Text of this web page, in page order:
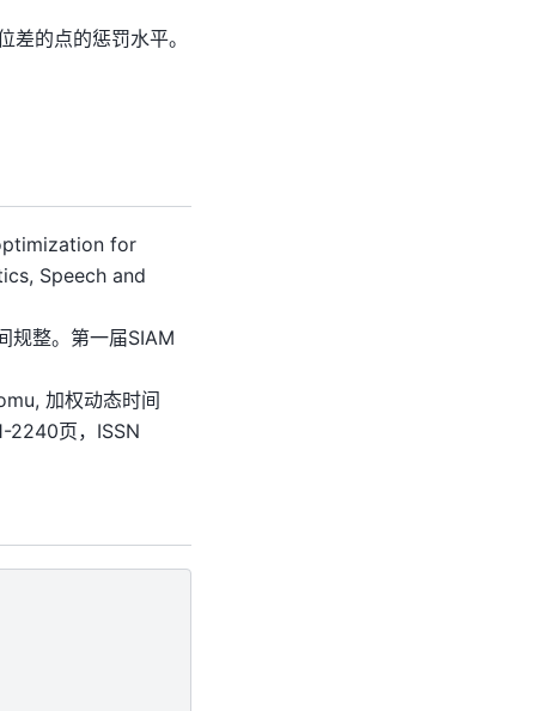
的点的惩罚水平。
for
Speech and
规整。第一届SIAM
加权动态时间
2240页，ISSN